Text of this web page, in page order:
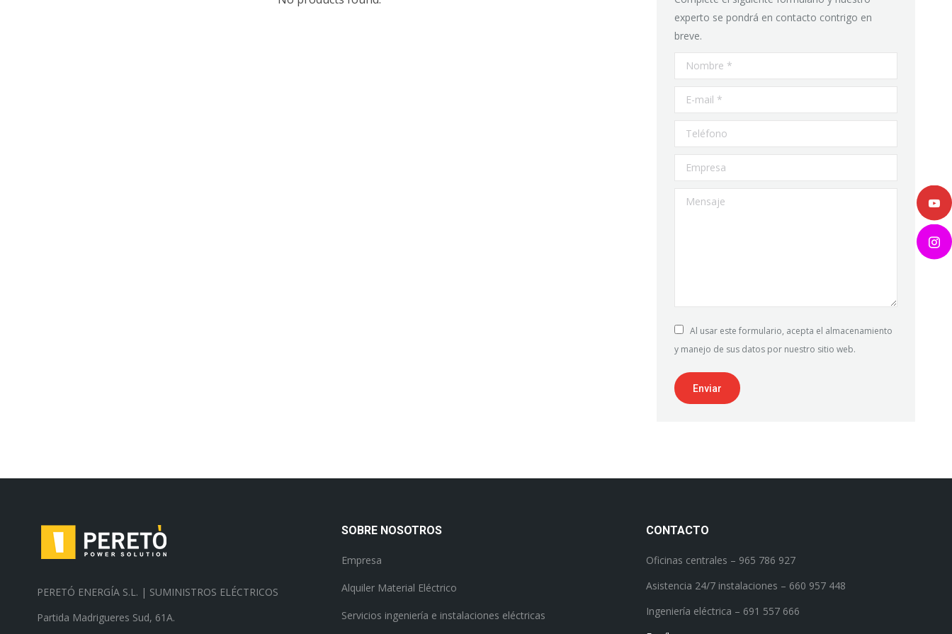
experto se pondrá en contacto contrigo en
breve.
Nombre *
E-mail *
Teléfono
Empresa
Mensaje
Al usar este formulario, acepta el almacenamiento
y manejo de sus datos por nuestro sitio web.
Enviar
PERETÓ ENERGÍA S.L. | SUMINISTROS ELÉCTRICOS
Partida Madrigueres Sud, 61A.
SOBRE NOSOTROS
Empresa
Alquiler Material Eléctrico
Servicios ingeniería e instalaciones eléctricas
CONTACTO
Oficinas centrales – 965 786 927
Asistencia 24/7 instalaciones – 660 957 448
Ingeniería eléctrica – 691 557 666